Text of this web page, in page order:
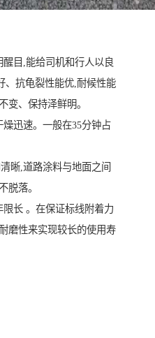
目,能给司机和行人以良
、抗龟裂性能优,耐候性能
变、保持泽鲜明。
迅速。一般在35分钟占
晰,道路涂料与地面之间
脱落。
长 。在保证标线附着力
磨性来实现较长的使用寿